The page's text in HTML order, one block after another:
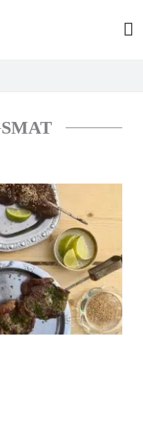
SidaSida